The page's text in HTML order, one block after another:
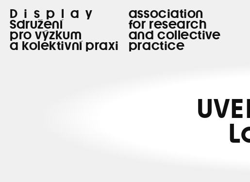
Display
Sdružení
pro výzkum
a kolektivní praxi
association
for research
and collective
practice